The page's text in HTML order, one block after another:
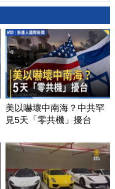
美以嚇壞中南海？中共罕
見5天「零共機」擾台